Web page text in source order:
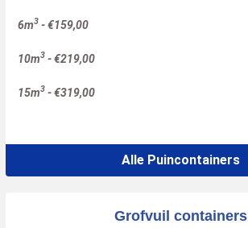
6m3 -€159,00
10m3 -€219,00
15m3 -€319,00
Alle Puincontainers
Grofvuil containers